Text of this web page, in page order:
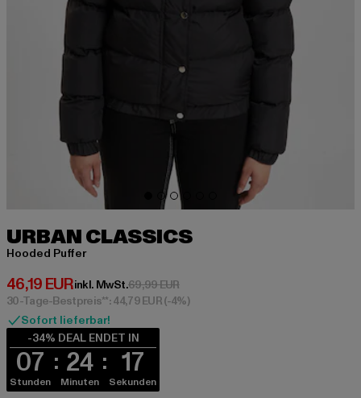
URBAN CLASSICS
Hooded Puffer
46,19 EUR
Derzeitiger Preis: 46,19 EUR
inkl. MwSt.69,99 EURAktionspreis: 69,99 EUR
30-Tage-Bestpreis**: 44,79 EUR(-4%)
Sofort lieferbar!
-34% DEAL ENDET IN
07
Stunden
24
Minuten
16
Sekunden